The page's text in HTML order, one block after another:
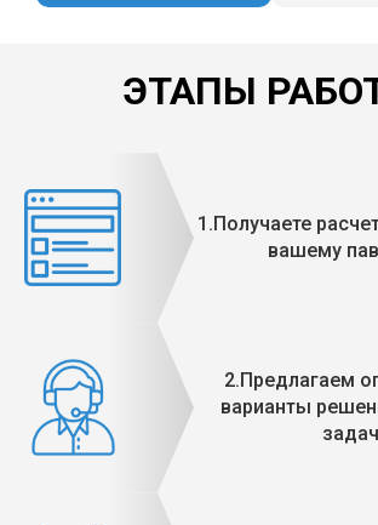
ЭТАПЫ
1.Получаете
вашему
2.Предлагаем
варианты